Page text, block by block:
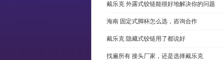
戴乐克 外露式铰链能很好地解决你的问题
海南 固定式脚杯怎么选，咨询合作
戴乐克 隐藏式铰链用了都说好
找遍所有 接头厂家，还是选择戴乐克